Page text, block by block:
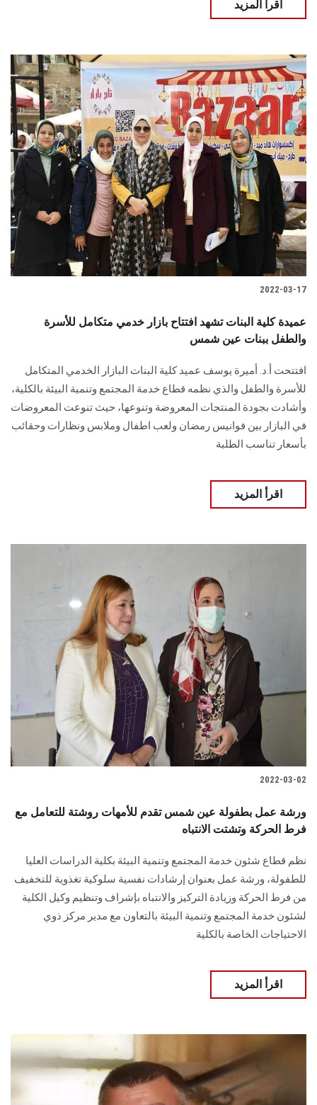
اقرأ المزيد
2022-03-17
عميدة كلية البنات تشهد افتتاح بازار خدمي متكامل للأسرة
والطفل ببنات عين شمس
افتتحت أ.د. أميرة يوسف عميد كلية البنات البازار الخدمي المتكامل
للأسرة والطفل والذي نظمه قطاع خدمة المجتمع وتنمية البيئة بالكلية،
وأشادت بجودة المنتجات المعروضة وتنوعها، حيث تنوعت المعروضات
في البازار بين فوانيس رمضان ولعب اطفال وملابس ونظارات وحقائب
بأسعار تناسب الطلبة
اقرأ المزيد
2022-03-02
ورشة عمل بطفولة عين شمس تقدم للأمهات روشتة للتعامل مع
فرط الحركة وتشتت الانتباه
نظم قطاع شئون خدمة المجتمع وتنمية البيئة بكلية الدراسات العليا
للطفولة، ورشة عمل بعنوان إرشادات نفسية سلوكية تغذوية للتخفيف
من فرط الحركة وزيادة التركيز والانتباه بإشراف وتنظيم وكيل الكلية
لشئون خدمة المجتمع وتنمية البيئة بالتعاون مع مدير مركز ذوي
الاحتياجات الخاصة بالكلية
اقرأ المزيد